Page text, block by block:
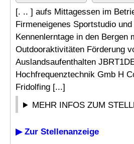
[. .. ] aufs Mittagessen im
Firmeneigenes Sportstudio
Kennenlerntage in den Bergen
Outdooraktivitäten Förderung
Auslandsaufenthalten
Hochfrequenztechnik Gmb H
Fridolfing [...]
MEHR INFOS ZUM
▶ Zur Stellenanzeige